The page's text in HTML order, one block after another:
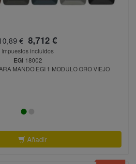
€ 8,712 €
Impuestos incluidos
EGI 18002
MANDO EGI 1 MODULO ORO VIEJO
Añadir